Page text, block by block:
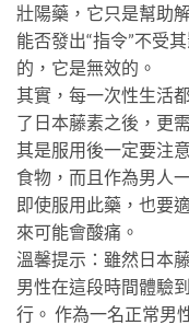
壯陽藥，它只是幫助
能否發出“指令”不受
的，它是無效的。
其實，每一次性生活
了日本藤素之後，更
其是服用後一定要注
食物，而且作為男人
即使服用此藥，也要
來可能會酸痛。
溫馨提示：雖然日本
男性在這段時間體驗
行。 作為一名正常男